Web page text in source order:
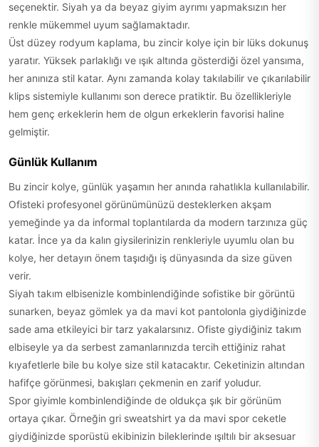
seçenektir. Siyah ya da beyaz giyim ayrımı yapmaksızın her
renkle mükemmel uyum sağlamaktadır.
Üst düzey rodyum kaplama, bu zincir kolye için bir lüks dokunuş
yaratır. Yüksek parlaklığı ve ışık altında gösterdiği özel yansıma,
her anınıza stil katar. Aynı zamanda kolay takılabilir ve çıkarılabilir
klips sistemiyle kullanımı son derece pratiktir. Bu özellikleriyle
hem genç erkeklerin hem de olgun erkeklerin favorisi haline
gelmiştir.
Günlük Kullanım
Bu zincir kolye, günlük yaşamın her anında rahatlıkla kullanılabilir.
Ofisteki profesyonel görünümünüzü desteklerken akşam
yemeğinde ya da informal toplantılarda da modern tarzınıza güç
katar. İnce ya da kalın giysilerinizin renkleriyle uyumlu olan bu
kolye, her detayın önem taşıdığı iş dünyasında da size güven
verir.
Siyah takım elbisenizle kombinlendiğinde sofistike bir görüntü
sunarken, beyaz gömlek ya da mavi kot pantolonla giydiğinizde
sade ama etkileyici bir tarz yakalarsınız. Ofiste giydiğiniz takım
elbiseyle ya da serbest zamanlarınızda tercih ettiğiniz rahat
kıyafetlerle bile bu kolye size stil katacaktır. Ceketinizin altından
hafifçe görünmesi, bakışları çekmenin en zarif yoludur.
Spor giyimle kombinlendiğinde de oldukça şık bir görünüm
ortaya çıkar. Örneğin gri sweatshirt ya da mavi spor ceketle
giydiğinizde sporüstü ekibinizin bileklerinde ışıltılı bir aksesuar